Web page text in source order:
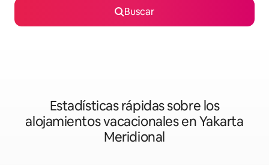
Buscar
Estadísticas rápidas sobre los
alojamientos vacacionales en Yakarta
Meridional